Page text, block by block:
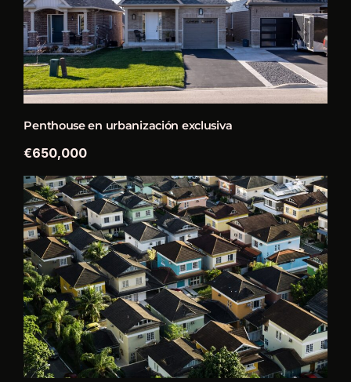
Penthouse en urbanización exclusiva
€650,000